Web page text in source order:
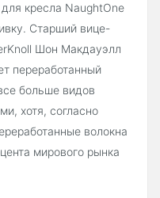
кресла NaughtOne
Старший вице-
Шон Макдауэлл
переработанный
больше видов
хотя, согласно
волокна
мирового рынка